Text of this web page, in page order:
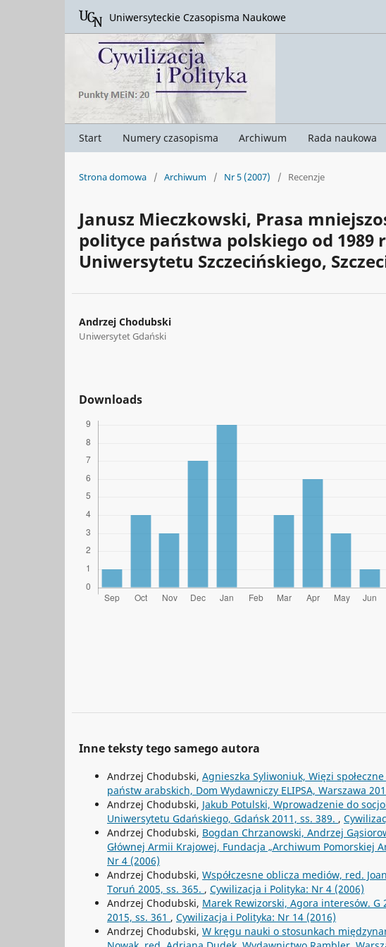
Start Numery czasopisma Archiwum Rada naukowa
Uniwersyteckie Czasopisma Naukowe
Strona domowa / Archiwum / Nr 5 (2007) / Recenzje
Janusz Mieczkowski, Prasa
polityce państwa polskiego od
Uniwersytetu Szczecińskiego,
Andrzej Chodubski
Uniwersytet Gdański
Downloads
Inne teksty tego samego autora
Andrzej Chodubski, Agnieszka Syliwoniuk, Więzi
państw arabskich, Dom Wydawniczy ELIPSA, Warszawa
Andrzej Chodubski, Jakub Potulski, Wprowadzenie do
Uniwersytetu Gdańskiego, Gdańsk 2011, ss. 389. ,
Andrzej Chodubski, Bogdan Chrzanowski, Andrzej
Głównej Armii Krajowej, Fundacja „Archiwum Pomorskiej
Nr 4 (2006)
Andrzej Chodubski, Współczesne oblicza mediów, red.
Toruń 2005, ss. 365. , Cywilizacja i Polityka: Nr 4 (2006)
Andrzej Chodubski, Marek Rewizorski, Agora interesów.
2015, ss. 361 , Cywilizacja i Polityka: Nr 14 (2016)
Andrzej Chodubski, W kręgu nauki o stosunkach